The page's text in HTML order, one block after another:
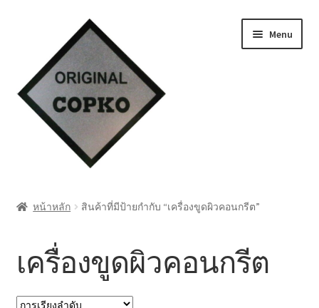
navigation
content
Menu
My account
ชำระเงิน
หน้าหลัก สินค้าที่มีป้ายกำกับ “เครื่องขูดผิวคอนกรีต”
เครื่องขูดผิวคอนกรีต